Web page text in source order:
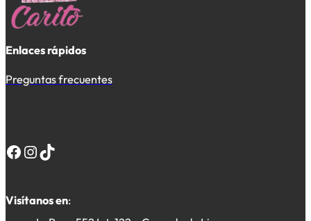
Enlaces rápidos
Preguntas frecuentes
Facebook InstagramTikTok
Visítanos en: